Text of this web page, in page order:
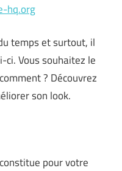
hq.org
temps et surtout, il
Vous souhaitez le
? Découvrez
son look.
pour votre